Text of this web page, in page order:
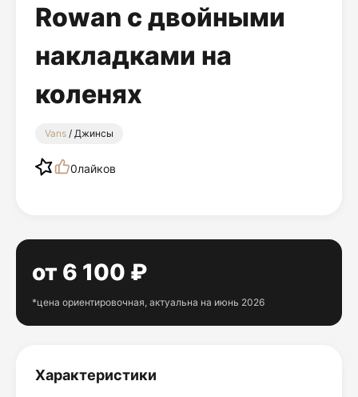
Rowan с двойными
накладками на
коленях
Vans / Джинсы
0лайков
от 6 100 ₽
*цена ориентировочная, актуальна на июнь 2026
Характеристики